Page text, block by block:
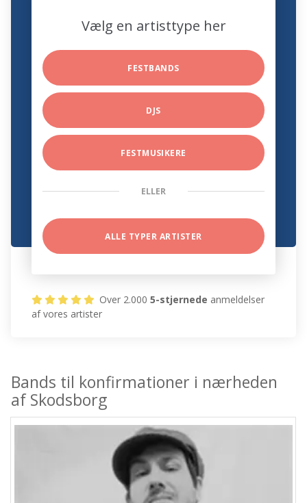
Vælg en artisttype her
FESTBANDS
DJS
FESTMUSIKERE
ELLER
ALLE TYPER ARTISTER
Over 2.0005-stjernede anmeldelser
af vores artister
Bands til konfirmationer i nærheden
af Skodsborg